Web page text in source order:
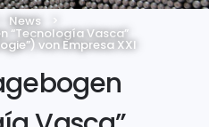
News
“Tecnología Vasca”
von Empresa XXI